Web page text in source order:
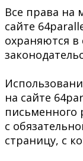
Все права на
сайте
охраняются в
на сайте
письменного
с
страницу, с